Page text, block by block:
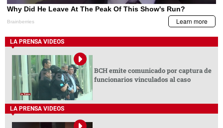
LA PRENSA VIDEOS
BCH emite comunicado por captura de
funcionarios vinculados al caso
LA PRENSA VIDEOS